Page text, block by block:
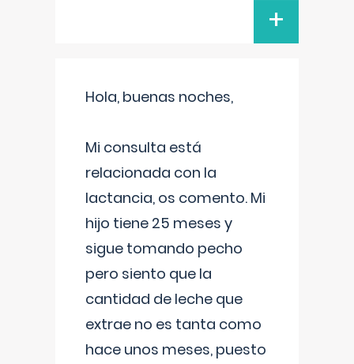
+
Hola, buenas noches,
Mi consulta está
relacionada con la
lactancia, os comento. Mi
hijo tiene 25 meses y
sigue tomando pecho
pero siento que la
cantidad de leche que
extrae no es tanta como
hace unos meses, puesto